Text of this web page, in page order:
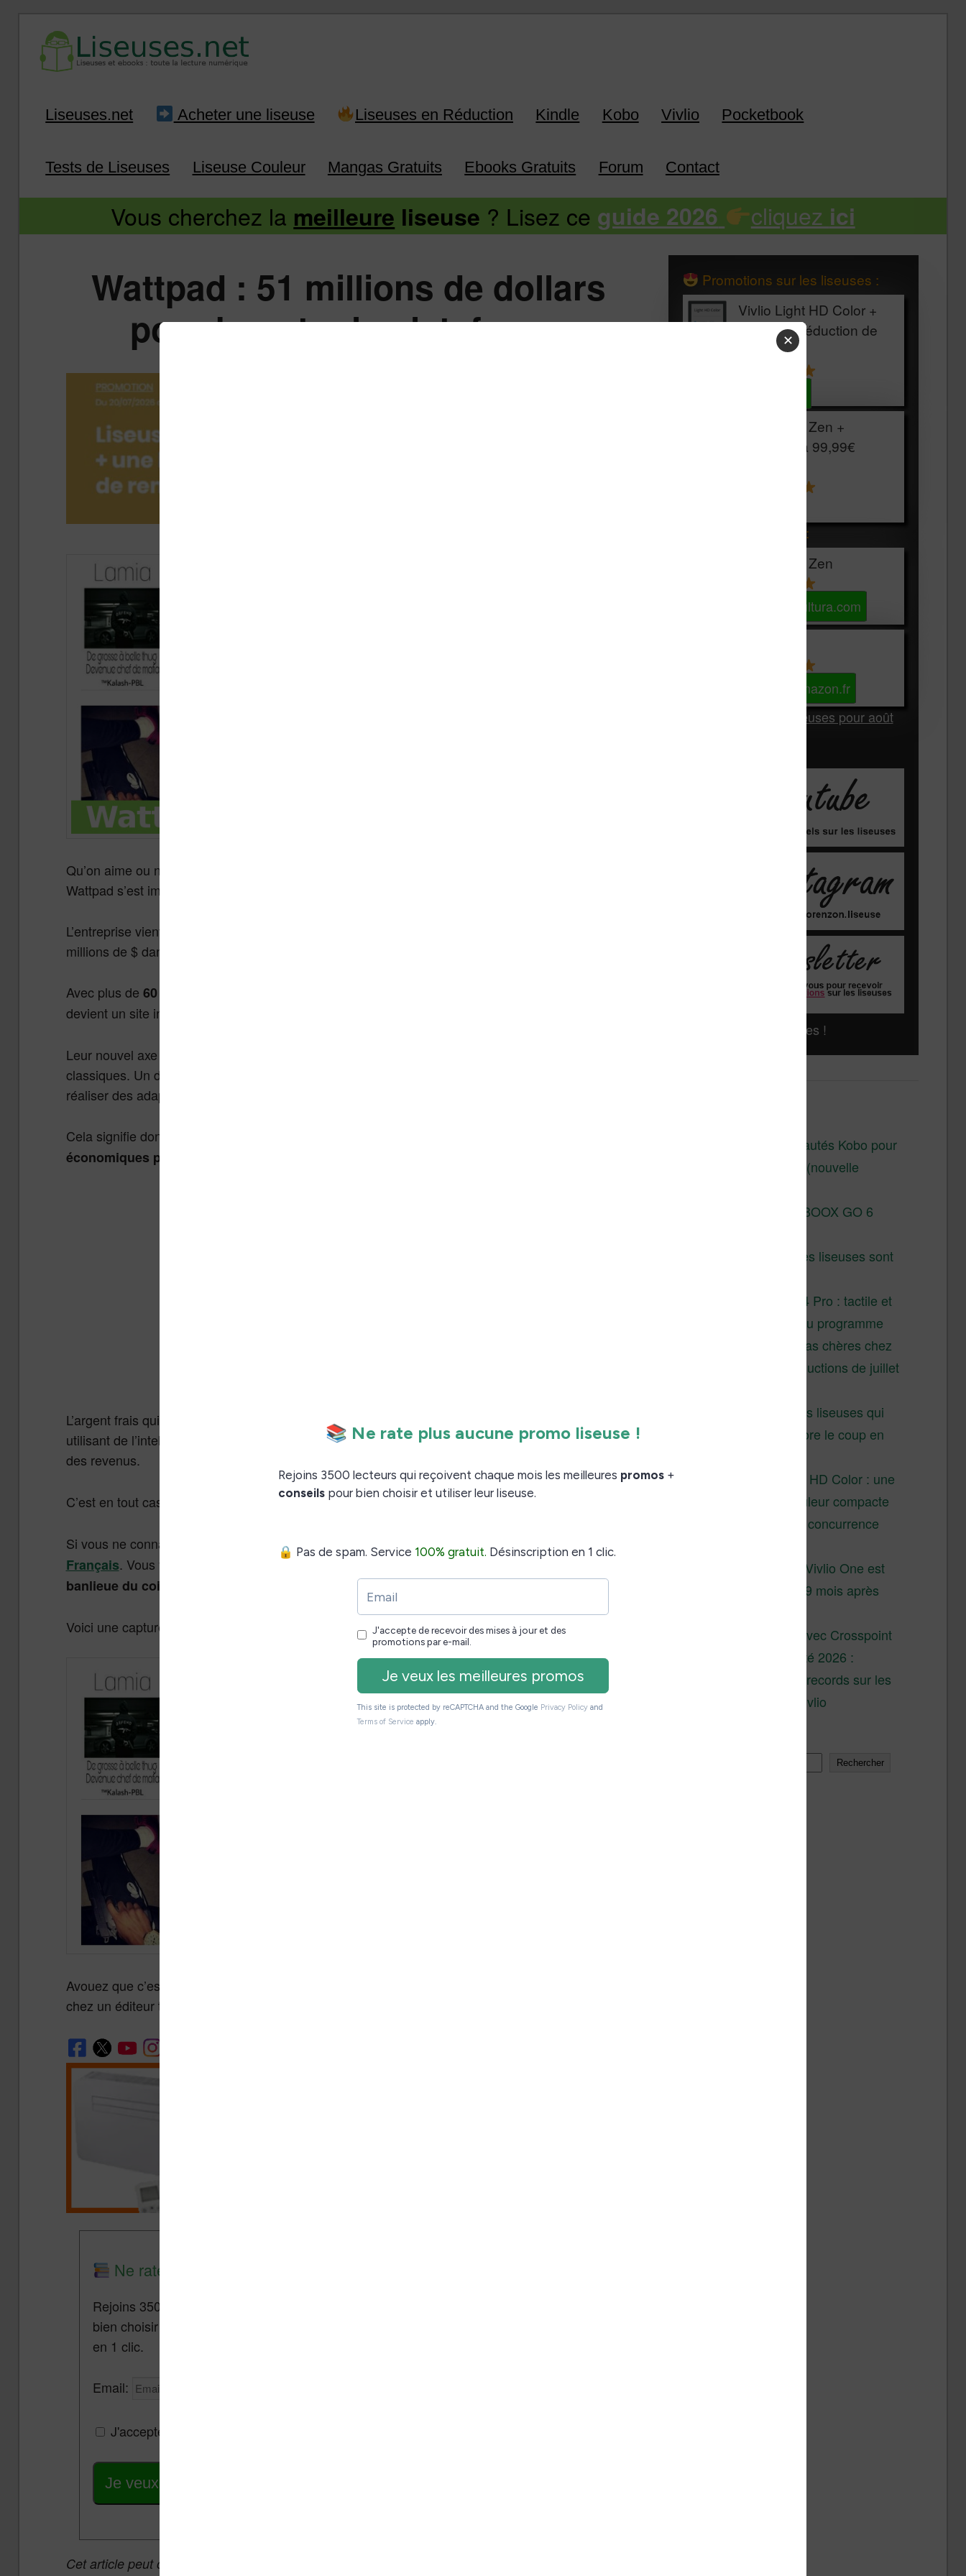
Infos sur les liseuses Kindle, Kobo, Vivlio, Pocketbook
Liseuses.net Acheter une liseuse Liseuses en Réduction Kindle Kobo Vivlio Pocketbook
Tests de Liseuses Liseuse Couleur Mangas Gratuits Ebooks Gratuits Forum Contact
Vous cherchez la meilleure liseuse ? Lisez ce guide 2026 cliquez ici
Wattpad : 51 millions de dollars
pour booster la plateforme
Qu’on aime ou non les écrits amateurs, la fan fiction ou les auteurs auto-publiés, la plateforme
Wattpad s’est imposée aux yeux de tous comme le centre de cette petite activité bouillonnante.
L’entreprise vient de faire une nouvelle levée de fonds qui va lui permettre de faire entrer 51
millions de $ dans les caisses pour développer son activité.
Avec plus de 60 millions d’utilisateurs et environ 400 millions d’histoires publiées
devient un site incontournable.
Leur nouvel axe de développement consiste à mettre en relation leurs auteurs et les éditeurs
classiques. Un département qui consiste à vendre les droits des histoires de la plateforme pour en
réaliser des adaptations TV ou cinéma a aussi été créé récemment.
Cela signifie donc que Wattpad entre petit à petit dans le rang en
économiques proches de celles utilisées par les agents littéraires et les éditeurs
L’argent frais qui vient d’être injecté dans la société pourrait permettre à Wattpad d’innover en
utilisant de l’intelligence artificielle tout en travaillant avec les auteurs et les éditeurs pour assurer
des revenus.
C’est en tout cas le souhait de Allen Lau, PDF et co-créateur de Wattpad.
Si vous ne connaissez pas, je vous conseille d’aller découvrir la partie action du site en
Français. Vous y découvrirez peut-être un genre que je ne connaissais pas :
le/la racaille de la
banlieue du coin qui devient chef de la mafia locale!
Voici une capture d’écran des titres les plus populaires de cette catégorie :
Avouez que c’est surprenant et qu’on ne risque pas de trouver ces histoires, sous cette forme,
chez un éditeur traditionnel…
Ne rate plus aucune promo liseuse !
Rejoins 3500 lecteurs qui reçoivent chaque mois les meilleures promos + conseils pour
bien choisir et utiliser leur liseuse.
en 1 clic.
Email:
J'accepte de recevoir des mises à jour et des promotions par e-mail.
Je veux les meilleures promos
Cet article peut contenir des liens affiliés vers les sites partenaires du site (Amazon, Fnac, Cultura,
Promotions sur les liseuses :
Vivlio Light HD Color +
HOUSSE réduction de
Vivlio Light Zen +
HOUSSE à 99,99€
Les accessibles :
Vivlio Light Zen
Voir sur Cultura.com
Voir sur Amazon.fr
Les Meilleures liseuses pour août
Liseuses pas chères !
Les nouveautés Kobo pour
la fin 2026 (nouvelle
Test de la BOOX GO 6
Pourquoi les liseuses sont
XTEINK X4 Pro : tactile et
éclairage au programme
Liseuses pas chères chez
Vivlio – réductions de juillet
3 anciennes liseuses qui
valent encore le coup en
Vivlio Light HD Color : une
liseuse couleur compacte
à prix défiant toute concurrence
La liseuse Vivlio One est
un succès 9 mois après
XTEINK X4 : test avec Crosspoint
Soldes d’été 2026 :
réductions records sur les
liseuses Kobo et Vivlio
Rechercher
✕